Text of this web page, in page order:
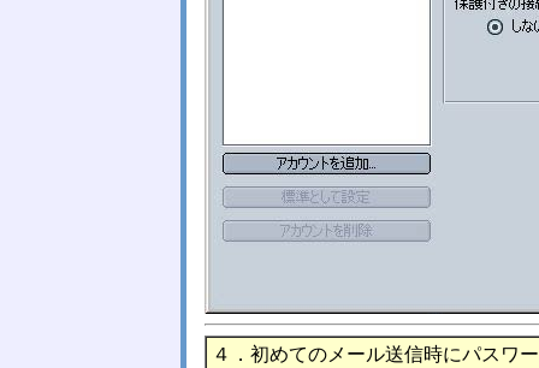
４．初めてのメール送信時にパスワ